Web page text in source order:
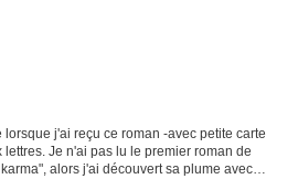
j'ai reçu ce roman -avec petite carte
Je n'ai pas lu le premier roman de
alors j'ai découvert sa plume avec